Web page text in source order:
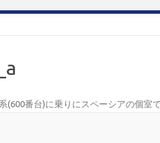
(600番台)に乗りにスペーシアの個室